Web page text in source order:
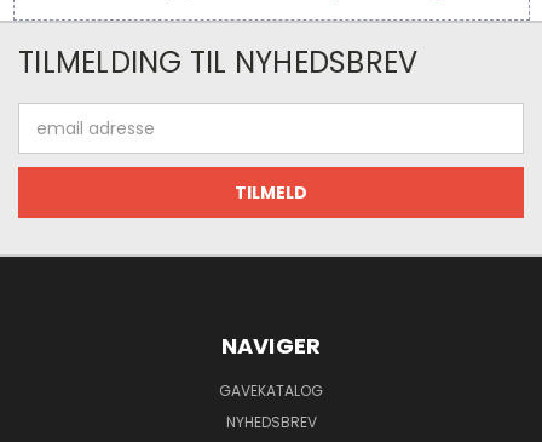
TILMELDING TIL NYHEDSBREV
adresse
NAVIGER
GAVEKATALOG
NYHEDSBREV